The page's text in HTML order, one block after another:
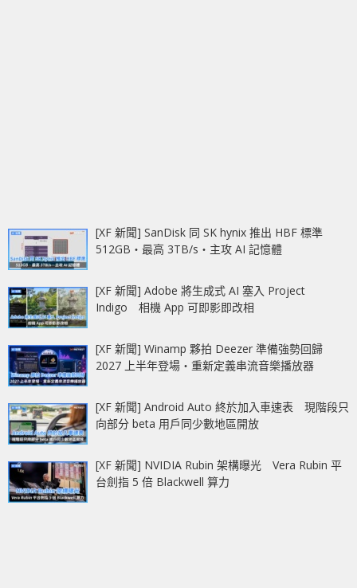
[XF 新聞] SanDisk 同 SK hynix 推出 HBF 標準
512GB‧最高 3TB/s‧主攻 AI 記憶體
[XF 新聞] Adobe 將生成式 AI 塞入 Project
Indigo 相機 App 可即影即改相
[XF 新聞] Winamp 夥拍 Deezer 準備強勢回歸
2027 上半年登場‧重新定義串流音樂播放器
[XF 新聞] Android Auto 終於加入車速表 現階段只
向部分 beta 用戶同少數地區開放
[XF 新聞] NVIDIA Rubin 架構曝光 Vera Rubin 平
台劍指 5 倍 Blackwell 算力